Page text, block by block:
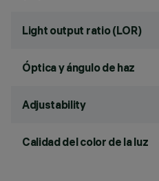
Light output ratio (LOR)
Óptica y ángulo de haz
Adjustability
Calidad del color de la luz